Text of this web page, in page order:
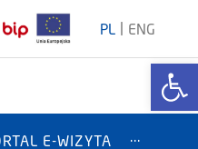
PL ENG
E-WIZYTA ···